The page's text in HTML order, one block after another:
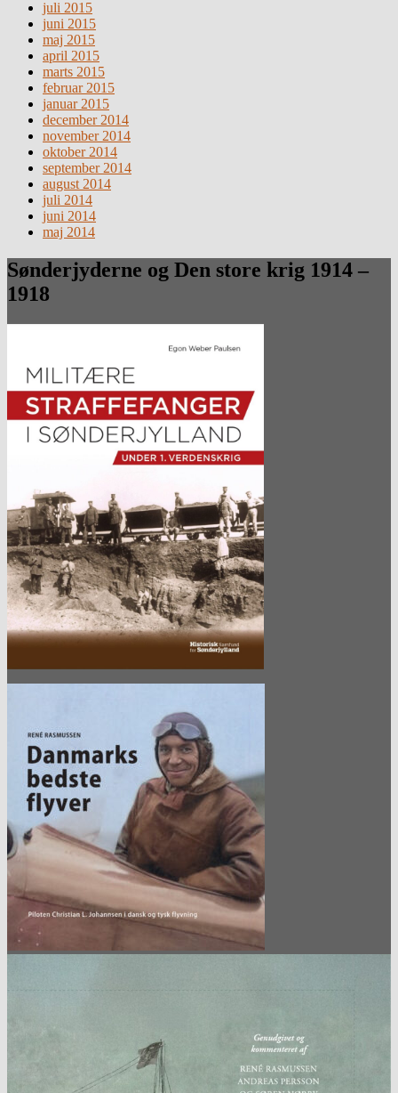
juli 2015
juni 2015
maj 2015
april 2015
marts 2015
februar 2015
januar 2015
december 2014
november 2014
oktober 2014
september 2014
august 2014
juli 2014
juni 2014
maj 2014
Sønderjyderne og Den store krig 1914 –
1918